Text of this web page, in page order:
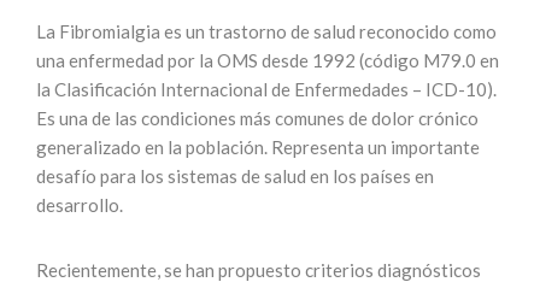
La Fibromialgia es un trastorno de salud reconocido como
una enfermedad por la OMS desde 1992 (código M79.0 en
la Clasificación Internacional de Enfermedades – ICD-10).
Es una de las condiciones más comunes de dolor crónico
generalizado en la población. Representa un importante
desafío para los sistemas de salud en los países en
desarrollo.
Recientemente, se han propuesto criterios diagnósticos